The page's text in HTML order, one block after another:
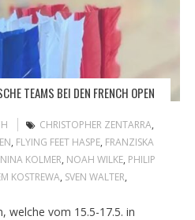
TEAMS BEI DEN FRENCH OPEN
CHRISTOPHER ZENTARRA,
, FLYING FEET HASPE, FRANZISKA
KOLMER, NOAH WILKE, PHILIP
KOSTREWA, SVEN WALTER,
welche vom 15.5-17.5. in